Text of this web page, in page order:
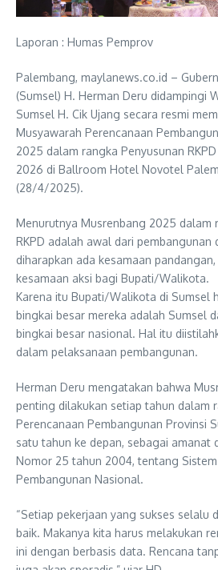
Laporan : Humas Pemprov
Palembang, maylanews.co.id –
(Sumsel) H. Herman Deru didampingi
Sumsel H. Cik Ujang secara resmi
Musyawarah Perencanaan
2025 dalam rangka Penyusunan
2026 di Ballroom Hotel Novotel
(28/4/2025).
Menurutnya Musrenbang 2025 dalam
RKPD adalah awal dari pembangunan
diharapkan ada kesamaan
kesamaan aksi bagi Bupati/Walikota.
Karena itu Bupati/Walikota di Sumsel
bingkai besar mereka adalah Sumsel
bingkai besar nasional. Hal itu
dalam pelaksanaan pembangunan.
Herman Deru mengatakan bahwa
penting dilakukan setiap tahun dalam
Perencanaan Pembangunan Provinsi
satu tahun ke depan, sebagai amanat
Nomor 25 tahun 2004, tentang
Pembangunan Nasional.
“Setiap pekerjaan yang sukses selalu
baik. Makanya kita harus melakukan
ini dengan berbasis data. Rencana